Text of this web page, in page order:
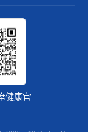
健康官